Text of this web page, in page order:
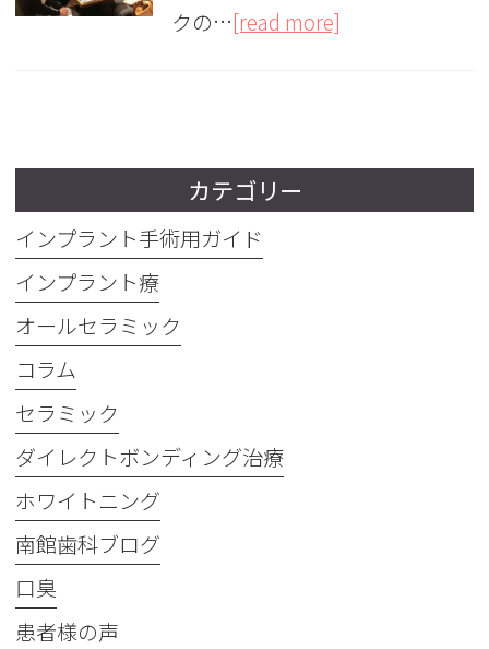
クの…[read more]
カテゴリー
インプラント手術用ガイド
インプラント療
オールセラミック
コラム
セラミック
ダイレクトボンディング治療
ホワイトニング
南館歯科ブログ
口臭
患者様の声